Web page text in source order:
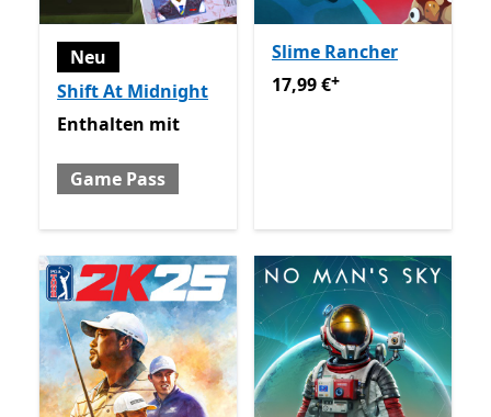
Neu
Shift At Midnight
Enthalten mit Game Pass
Enthalten mit
Game Pass
Slime Rancher
17,99 €Enthält In-App-
17,99 €+